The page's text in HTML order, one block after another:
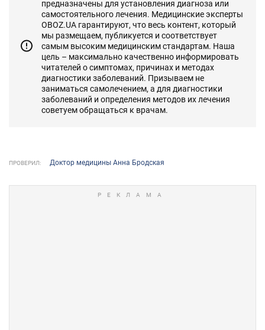
предназначены для установления диагноза или
самостоятельного лечения. Медицинские эксперты
OBOZ.UA гарантируют, что весь контент, который
мы размещаем, публикуется и соответствует
самым высоким медицинским стандартам. Наша
цель – максимально качественно информировать
читателей о симптомах, причинах и методах
диагностики заболеваний. Призываем не
заниматься самолечением, а для диагностики
заболеваний и определения методов их лечения
советуем обращаться к врачам.
ПРОВЕРИЛ: Доктор медицины Анна Бродская